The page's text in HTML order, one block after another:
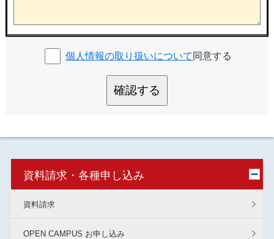
個人情報の取り扱いについて 同意する
確認する
資料請求・各種申し込み
資料請求
OPEN CAMPUS お申し込み